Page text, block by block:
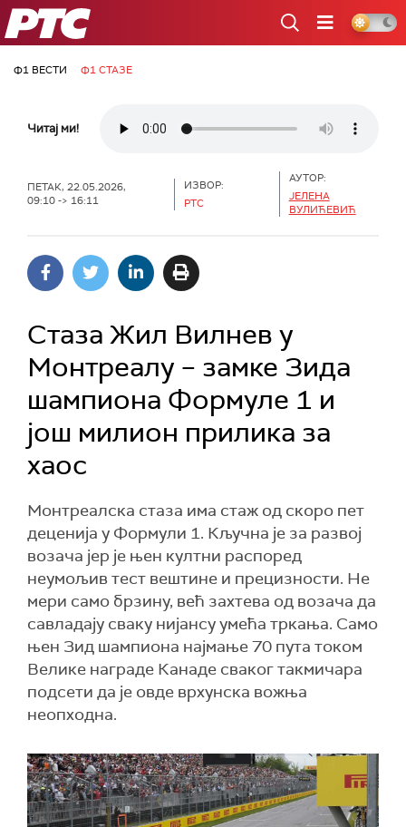
РТС
Ф1 ВЕСТИ Ф1 СТАЗЕ
Читај ми!
ПЕТАК, 22.05.2026,
09:10 -> 16:11
ИЗВОР:
РТС
АУТОР:
ЈЕЛЕНА
ВУЛИЋЕВИЋ
Стаза Жил Вилнев у
Монтреалу – замке Зида
шампиона Формуле 1 и
још милион прилика за
хаос
Монтреалска стаза има стаж од скоро пет
деценија у Формули 1. Кључна је за развој
возача јер је њен култни распоред
неумољив тест вештине и прецизности. Не
мери само брзину, већ захтева од возача да
савладају сваку нијансу умећа тркања. Само
њен Зид шампиона најмање 70 пута током
Велике награде Канаде сваког такмичара
подсети да је овде врхунска вожња
неопходна.